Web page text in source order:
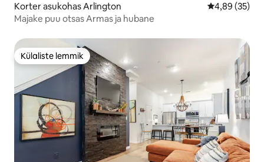
Korter asukohas Arlington Keskmine
4,89 (35)
Majake puu otsas Armas ja hubane
Külaliste lemmik
Külaliste lemmik